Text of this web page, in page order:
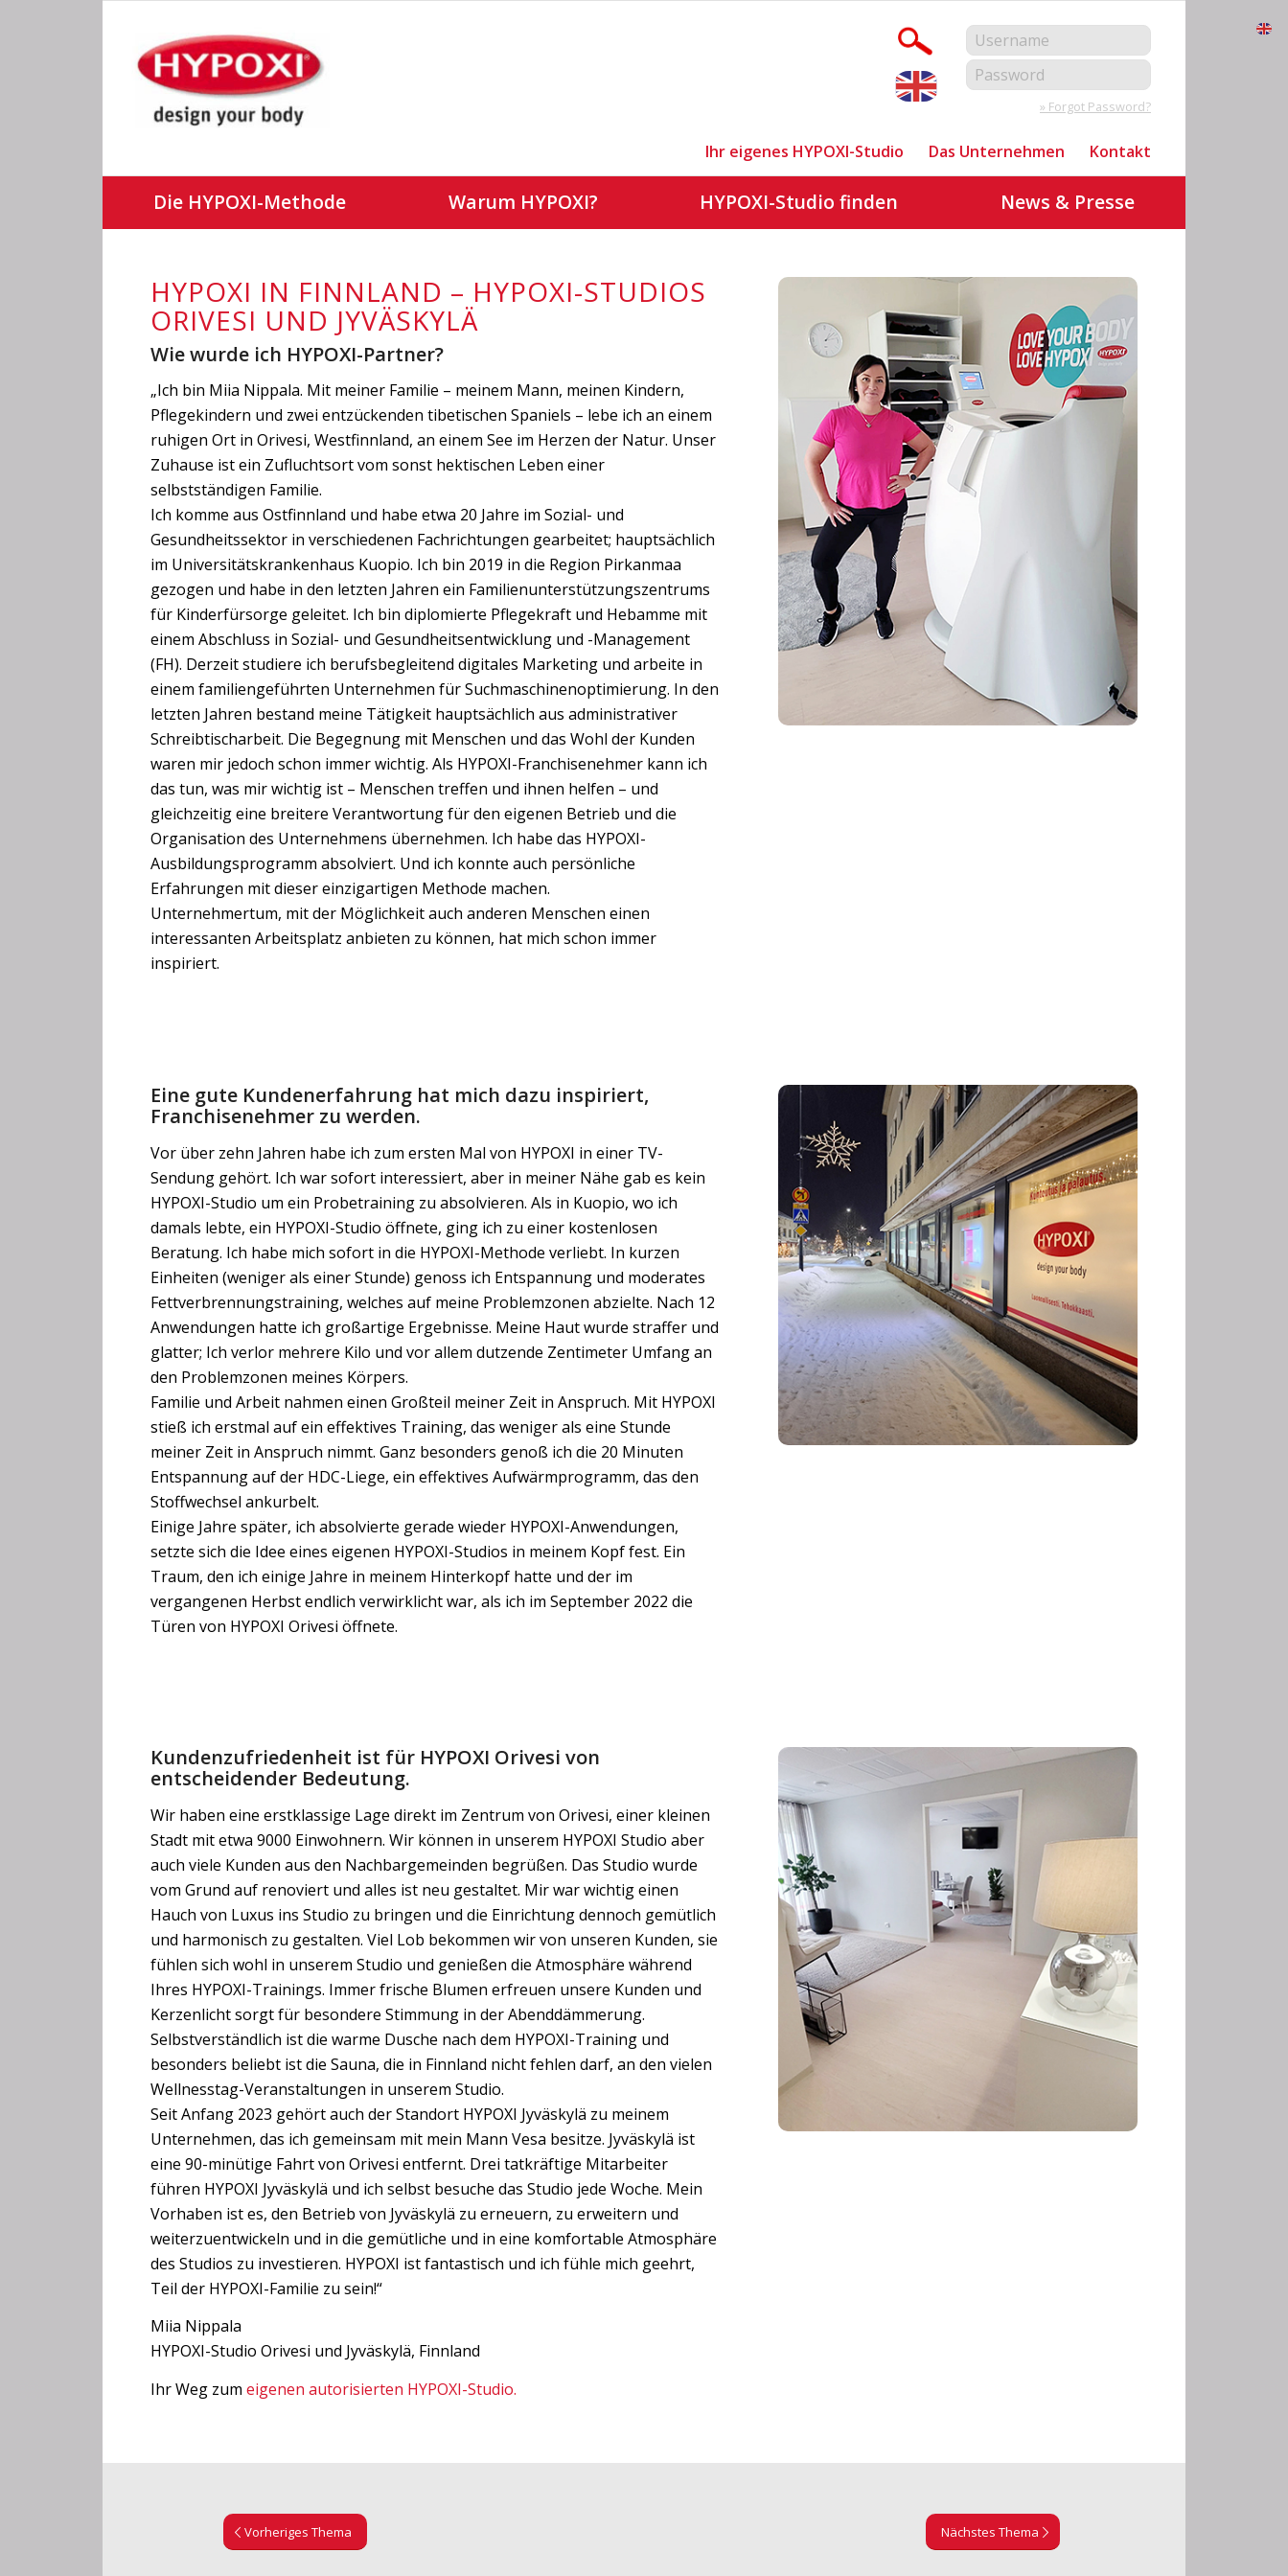
» Forgot Password?
Ihr eigenes HYPOXI-Studio Das Unternehmen Kontakt
Die HYPOXI-Methode Warum HYPOXI? HYPOXI-Studio finden News & Presse
HYPOXI IN FINNLAND – HYPOXI-STUDIOS
ORIVESI UND JYVÄSKYLÄ
Wie wurde ich HYPOXI-Partner?
„Ich bin Miia Nippala. Mit meiner Familie – meinem Mann, meinen Kindern,
Pflegekindern und zwei entzückenden tibetischen Spaniels – lebe ich an einem
ruhigen Ort in Orivesi, Westfinnland, an einem See im Herzen der Natur. Unser
Zuhause ist ein Zufluchtsort vom sonst hektischen Leben einer
selbstständigen Familie.
Ich komme aus Ostfinnland und habe etwa 20 Jahre im Sozial- und
Gesundheitssektor in verschiedenen Fachrichtungen gearbeitet; hauptsächlich
im Universitätskrankenhaus Kuopio. Ich bin 2019 in die Region Pirkanmaa
gezogen und habe in den letzten Jahren ein Familienunterstützungszentrums
für Kinderfürsorge geleitet. Ich bin diplomierte Pflegekraft und Hebamme mit
einem Abschluss in Sozial- und Gesundheitsentwicklung und -Management
(FH). Derzeit studiere ich berufsbegleitend digitales Marketing und arbeite in
einem familiengeführten Unternehmen für Suchmaschinenoptimierung. In den
letzten Jahren bestand meine Tätigkeit hauptsächlich aus administrativer
Schreibtischarbeit. Die Begegnung mit Menschen und das Wohl der Kunden
waren mir jedoch schon immer wichtig. Als HYPOXI-Franchisenehmer kann ich
das tun, was mir wichtig ist – Menschen treffen und ihnen helfen – und
gleichzeitig eine breitere Verantwortung für den eigenen Betrieb und die
Organisation des Unternehmens übernehmen. Ich habe das HYPOXI-
Ausbildungsprogramm absolviert. Und ich konnte auch persönliche
Erfahrungen mit dieser einzigartigen Methode machen.
Unternehmertum, mit der Möglichkeit auch anderen Menschen einen
interessanten Arbeitsplatz anbieten zu können, hat mich schon immer
inspiriert.
Eine gute Kundenerfahrung hat mich dazu inspiriert,
Franchisenehmer zu werden.
Vor über zehn Jahren habe ich zum ersten Mal von HYPOXI in einer TV-
Sendung gehört. Ich war sofort interessiert, aber in meiner Nähe gab es kein
HYPOXI-Studio um ein Probetraining zu absolvieren. Als in Kuopio, wo ich
damals lebte, ein HYPOXI-Studio öffnete, ging ich zu einer kostenlosen
Beratung. Ich habe mich sofort in die HYPOXI-Methode verliebt. In kurzen
Einheiten (weniger als einer Stunde) genoss ich Entspannung und moderates
Fettverbrennungstraining, welches auf meine Problemzonen abzielte. Nach 12
Anwendungen hatte ich großartige Ergebnisse. Meine Haut wurde straffer und
glatter; Ich verlor mehrere Kilo und vor allem dutzende Zentimeter Umfang an
den Problemzonen meines Körpers.
Familie und Arbeit nahmen einen Großteil meiner Zeit in Anspruch. Mit HYPOXI
stieß ich erstmal auf ein effektives Training, das weniger als eine Stunde
meiner Zeit in Anspruch nimmt. Ganz besonders genoß ich die 20 Minuten
Entspannung auf der HDC-Liege, ein effektives Aufwärmprogramm, das den
Stoffwechsel ankurbelt.
Einige Jahre später, ich absolvierte gerade wieder HYPOXI-Anwendungen,
setzte sich die Idee eines eigenen HYPOXI-Studios in meinem Kopf fest. Ein
Traum, den ich einige Jahre in meinem Hinterkopf hatte und der im
vergangenen Herbst endlich verwirklicht war, als ich im September 2022 die
Türen von HYPOXI Orivesi öffnete.
Kundenzufriedenheit ist für HYPOXI Orivesi von
entscheidender Bedeutung.
Wir haben eine erstklassige Lage direkt im Zentrum von Orivesi, einer kleinen
Stadt mit etwa 9000 Einwohnern. Wir können in unserem HYPOXI Studio aber
auch viele Kunden aus den Nachbargemeinden begrüßen. Das Studio wurde
vom Grund auf renoviert und alles ist neu gestaltet. Mir war wichtig einen
Hauch von Luxus ins Studio zu bringen und die Einrichtung dennoch gemütlich
und harmonisch zu gestalten. Viel Lob bekommen wir von unseren Kunden, sie
fühlen sich wohl in unserem Studio und genießen die Atmosphäre während
Ihres HYPOXI-Trainings. Immer frische Blumen erfreuen unsere Kunden und
Kerzenlicht sorgt für besondere Stimmung in der Abenddämmerung.
Selbstverständlich ist die warme Dusche nach dem HYPOXI-Training und
besonders beliebt ist die Sauna, die in Finnland nicht fehlen darf, an den vielen
Wellnesstag-Veranstaltungen in unserem Studio.
Seit Anfang 2023 gehört auch der Standort HYPOXI Jyväskylä zu meinem
Unternehmen, das ich gemeinsam mit mein Mann Vesa besitze. Jyväskylä ist
eine 90-minütige Fahrt von Orivesi entfernt. Drei tatkräftige Mitarbeiter
führen HYPOXI Jyväskylä und ich selbst besuche das Studio jede Woche. Mein
Vorhaben ist es, den Betrieb von Jyväskylä zu erneuern, zu erweitern und
weiterzuentwickeln und in die gemütliche und in eine komfortable Atmosphäre
des Studios zu investieren. HYPOXI ist fantastisch und ich fühle mich geehrt,
Teil der HYPOXI-Familie zu sein!“
Miia Nippala
HYPOXI-Studio Orivesi und Jyväskylä, Finnland
Ihr Weg zum eigenen autorisierten HYPOXI-Studio.
Vorheriges Thema Nächstes Thema